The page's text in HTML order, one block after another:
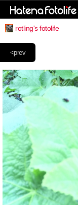
rotling's fotolife
<prev